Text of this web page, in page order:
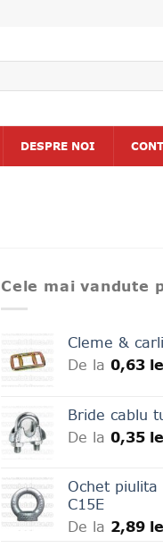
DESPRE NOI
Cele mai vandute
Cleme &
De la 0,63
Bride cablu
De la 0,35
Ochet
C15E
De la 2,89